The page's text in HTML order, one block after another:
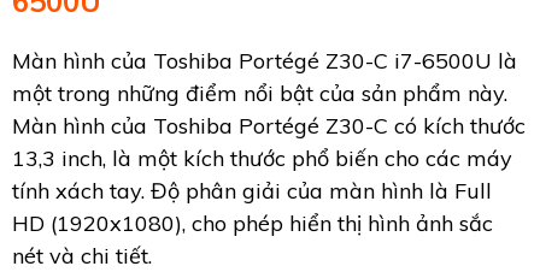
Màn hình của Toshiba Portégé Z30-C i7-6500U là
một trong những điểm nổi bật của sản phẩm này.
Màn hình của Toshiba Portégé Z30-C có kích thước
13,3 inch, là một kích thước phổ biến cho các máy
tính xách tay. Độ phân giải của màn hình là Full
HD (1920x1080), cho phép hiển thị hình ảnh sắc
nét và chi tiết.